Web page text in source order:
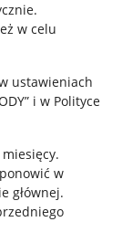
.
w celu
ustawieniach
i w Polityce
w
głównej.
.